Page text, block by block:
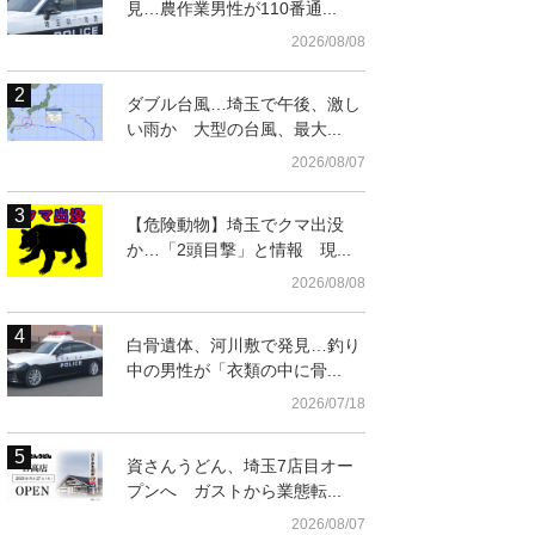
見…農作業男性が110番通...
2026/08/08
ダブル台風…埼玉で午後、激し
い雨か 大型の台風、最大...
2026/08/07
【危険動物】埼玉でクマ出没
か…「2頭目撃」と情報 現...
2026/08/08
白骨遺体、河川敷で発見…釣り
中の男性が「衣類の中に骨...
2026/07/18
資さんうどん、埼玉7店目オー
プンへ ガストから業態転...
2026/08/07